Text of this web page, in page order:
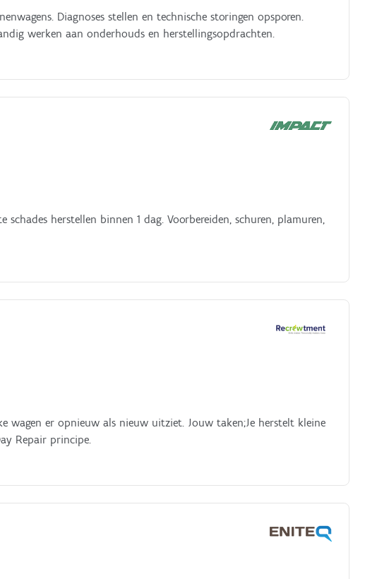
Diagnoses stellen en technische storingen opsporen.
werken aan onderhouds en herstellingsopdrachten.
herstellen binnen 1 dag. Voorbereiden, schuren, plamuren,
wagen er opnieuw als nieuw uitziet. Jouw taken;Je herstelt kleine
Repair principe.